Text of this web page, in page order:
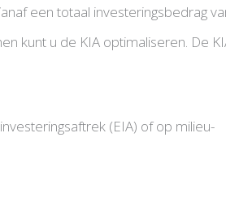
een totaal investeringsbedrag
kunt u de KIA optimaliseren. De
(EIA) of op milieu-